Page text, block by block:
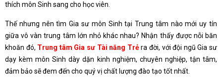
thích môn Sinh sang cho học viên.
Thế nhưng nên tìm Gia sư môn Sinh tại Trung tâm nào mới uy tín
giữa vô vàn trung tâm lớn nhỏ khác nhau? Nhận thấy được nỗi băn
khoăn đó, Trung tâm Gia sư Tài năng Trẻra đời, với đội ngũ Gia sư
dạy kèm môn Sinh dày dặn kinh nghiệm, chuyên nghiệp, tận tâm,
đảm bảo sẽ đem đến cho quý vị chất lượng đào tạo tốt nhất.